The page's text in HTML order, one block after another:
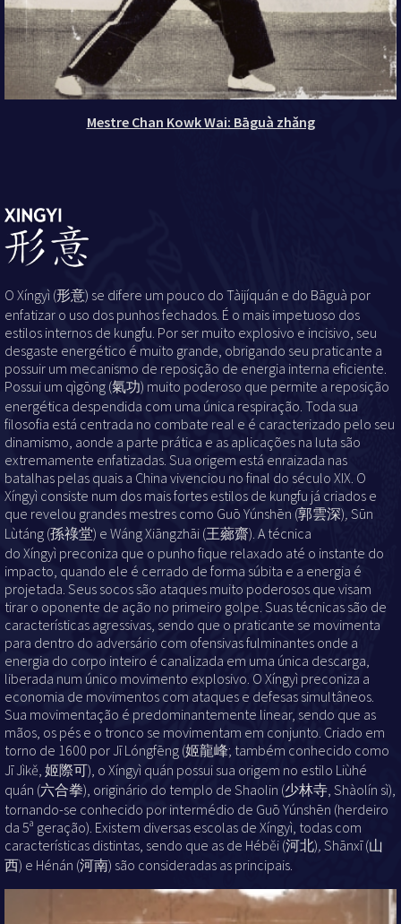
Mestre Chan Kowk Wai: Bāguà zhǎng
O Xíngyì (形意) se difere um pouco do Tàijíquán e do Bāguà por
enfatizar o uso dos punhos fechados. É o mais impetuoso dos
estilos internos de kungfu. Por ser muito explosivo e incisivo, seu
desgaste energético é muito grande, obrigando seu praticante a
possuir um mecanismo de reposição de energia interna eficiente.
Possui um qìgōng (氣功) muito poderoso que permite a reposição
energética despendida com uma única respiração. Toda sua
filosofia está centrada no combate real e é caracterizado pelo seu
dinamismo, aonde a parte prática e as aplicações na luta são
extremamente enfatizadas. Sua origem está enraizada nas
batalhas pelas quais a China vivenciou no final do século XIX. O
Xíngyì consiste num dos mais fortes estilos de kungfu já criados e
que revelou grandes mestres como Guō Yúnshēn (郭雲深), Sūn
Lùtáng (孫祿堂) e Wáng Xiāngzhāi (王薌齋). A técnica
do Xíngyì preconiza que o punho fique relaxado até o instante do
impacto, quando ele é cerrado de forma súbita e a energia é
projetada. Seus socos são ataques muito poderosos que visam
tirar o oponente de ação no primeiro golpe. Suas técnicas são de
características agressivas, sendo que o praticante se movimenta
para dentro do adversário com ofensivas fulminantes onde a
energia do corpo inteiro é canalizada em uma única descarga,
liberada num único movimento explosivo. O Xíngyì preconiza a
economia de movimentos com ataques e defesas simultâneos.
Sua movimentação é predominantemente linear, sendo que as
mãos, os pés e o tronco se movimentam em conjunto. Criado em
torno de 1600 por Jī Lóngfēng (姬龍峰; também conhecido como
Jī Jìkě, 姬際可), o Xíngyì quán possui sua origem no estilo Liùhé
quán (六合拳), originário do templo de Shaolin (少林寺, Shàolín sì),
tornando-se conhecido por intermédio de Guō Yúnshēn (herdeiro
da 5ª geração). Existem diversas escolas de Xíngyì, todas com
características distintas, sendo que as de Héběi (河北), Shānxī (山
西) e Hénán (河南) são consideradas as principais.